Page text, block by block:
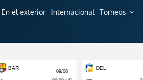
En el exterior Internacional Torneos expand_more